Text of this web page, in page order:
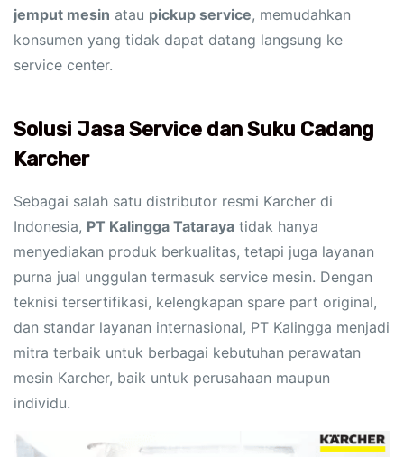
jemput mesin atau pickup service, memudahkan
konsumen yang tidak dapat datang langsung ke
service center.
Solusi Jasa Service dan Suku Cadang
Karcher
Sebagai salah satu distributor resmi Karcher di
Indonesia, PT Kalingga Tataraya tidak hanya
menyediakan produk berkualitas, tetapi juga layanan
purna jual unggulan termasuk service mesin. Dengan
teknisi tersertifikasi, kelengkapan spare part original,
dan standar layanan internasional, PT Kalingga menjadi
mitra terbaik untuk berbagai kebutuhan perawatan
mesin Karcher, baik untuk perusahaan maupun
individu.